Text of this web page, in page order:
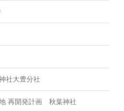
社大豊分社
再開発計画 秋葉神社